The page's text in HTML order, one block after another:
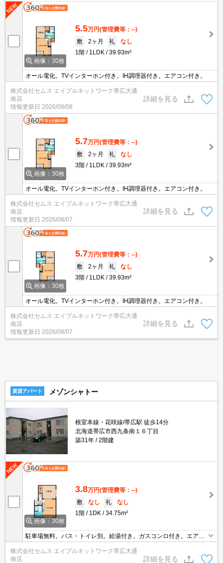
画像：30枚
5.5万円(管理費等：--)
敷
2ヶ月 礼
なし
1階
1LDK 39.93m²
オール電化。TVインターホン付き。IH調理器付き。エアコン付き。
株式会社セムス エイブルネットワーク帯広大通
南店
情報更新日 2026/08/08
詳細を見る
画像：30枚
5.7万円(管理費等：--)
敷
2ヶ月 礼
なし
3階
1LDK 39.93m²
オール電化。TVインターホン付き。IH調理器付き。エアコン付き。
株式会社セムス エイブルネットワーク帯広大通
南店
情報更新日 2026/08/07
詳細を見る
画像：30枚
5.7万円(管理費等：--)
敷
2ヶ月 礼
なし
3階
1LDK 39.93m²
オール電化。TVインターホン付き。IH調理器付き。エアコン付き。
株式会社セムス エイブルネットワーク帯広大通
南店
情報更新日 2026/08/07
詳細を見る
賃貸アパート メゾンシャトー
根室本線・花咲線/帯広駅 徒歩14分
北海道帯広市西九条南１６丁目
築31年
2階建
画像：30枚
3.8万円(管理費等：--)
敷
なし 礼
なし
1階
1DK 34.75m²
駐車場無料。バス・トイレ別。給湯付き。ガスコンロ付き。エアコ
株式会社セムス エイブルネットワーク帯広大通
南店
詳細を見る